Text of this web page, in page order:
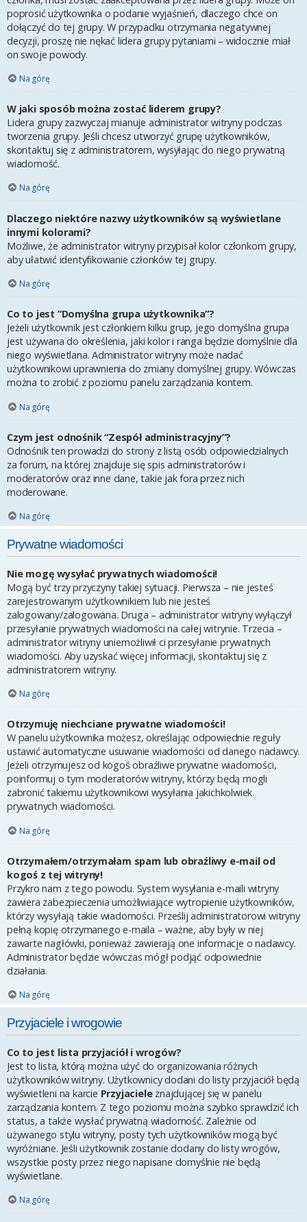
poprosić użytkownika o podanie wyjaśnień, dlaczego chce on
dołączyć do tej grupy. W przypadku otrzymania negatywnej
decyzji, proszę nie nękać lidera grupy pytaniami – widocznie miał
on swoje powody.
Na górę
W jaki sposób można zostać liderem grupy?
Lidera grupy zazwyczaj mianuje administrator witryny podczas
tworzenia grupy. Jeśli chcesz utworzyć grupę użytkowników,
skontaktuj się z administratorem, wysyłając do niego prywatną
wiadomość.
Na górę
Dlaczego niektóre nazwy użytkowników są wyświetlane
innymi kolorami?
Możliwe, że administrator witryny przypisał kolor członkom grupy,
aby ułatwić identyfikowanie członków tej grupy.
Na górę
Co to jest “Domyślna grupa użytkownika”?
Jeżeli użytkownik jest członkiem kilku grup, jego domyślna grupa
jest używana do określenia, jaki kolor i ranga będzie domyślnie dla
niego wyświetlana. Administrator witryny może nadać
użytkownikowi uprawnienia do zmiany domyślnej grupy. Wówczas
można to zrobić z poziomu panelu zarządzania kontem.
Na górę
Czym jest odnośnik “Zespół administracyjny”?
Odnośnik ten prowadzi do strony z listą osób odpowiedzialnych
za forum, na której znajduje się spis administratorów i
moderatorów oraz inne dane, takie jak fora przez nich
moderowane.
Na górę
Prywatne wiadomości
Nie mogę wysyłać prywatnych wiadomości!
Mogą być trzy przyczyny takiej sytuacji. Pierwsza – nie jesteś
zarejestrowanym użytkownikiem lub nie jesteś
zalogowany/zalogowana. Druga – administrator witryny wyłączył
przesyłanie prywatnych wiadomości na całej witrynie. Trzecia –
administrator witryny uniemożliwił ci przesyłanie prywatnych
wiadomości. Aby uzyskać więcej informacji, skontaktuj się z
administratorem witryny.
Na górę
Otrzymuję niechciane prywatne wiadomości!
W panelu użytkownika możesz, określając odpowiednie reguły
ustawić automatyczne usuwanie wiadomości od danego nadawcy.
Jeżeli otrzymujesz od kogoś obraźliwe prywatne wiadomości,
poinformuj o tym moderatorów witryny, którzy będą mogli
zabronić takiemu użytkownikowi wysyłania jakichkolwiek
prywatnych wiadomości.
Na górę
Otrzymałem/otrzymałam spam lub obraźliwy e-mail od
kogoś z tej witryny!
Przykro nam z tego powodu. System wysyłania e-maili witryny
zawiera zabezpieczenia umożliwiające wytropienie użytkowników,
którzy wysyłają takie wiadomości. Prześlij administratorowi witryny
pełną kopię otrzymanego e-maila – ważne, aby były w niej
zawarte nagłówki, ponieważ zawierają one informacje o nadawcy.
Administrator będzie wówczas mógł podjąć odpowiednie
działania.
Na górę
Przyjaciele i wrogowie
Co to jest lista przyjaciół i wrogów?
Jest to lista, którą można użyć do organizowania różnych
użytkowników witryny. Użytkownicy dodani do listy przyjaciół będą
wyświetleni na karcie Przyjacieleznajdującej się w panelu
zarządzania kontem. Z tego poziomu można szybko sprawdzić ich
status, a także wysłać prywatną wiadomość. Zależnie od
używanego stylu witryny, posty tych użytkowników mogą być
wyróżniane. Jeśli użytkownik zostanie dodany do listy wrogów,
wszystkie posty przez niego napisane domyślnie nie będą
wyświetlane.
Na górę